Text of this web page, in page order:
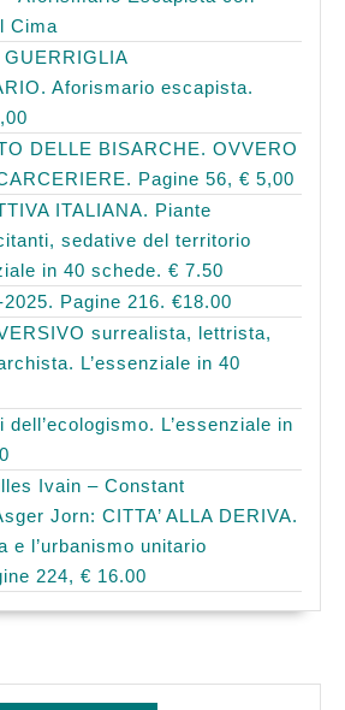
Cima
Aforismario escapista.
DELLE BISARCHE. OVVERO
Pagine 56, € 5,00
ITALIANA. Piante
sedative del territorio
in 40 schede. € 7.50
Pagine 216. €18.00
surrealista, lettrista,
L’essenziale in 40
L’essenziale in
Ivain – Constant
Jorn: CITTA’ ALLA DERIVA.
e l’urbanismo unitario
224, € 16.00